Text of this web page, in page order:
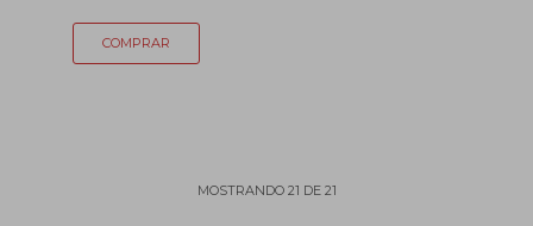
MOSTRANDO 21 DE 21